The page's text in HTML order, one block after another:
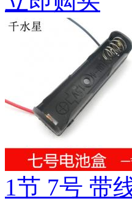
1节 7号 带